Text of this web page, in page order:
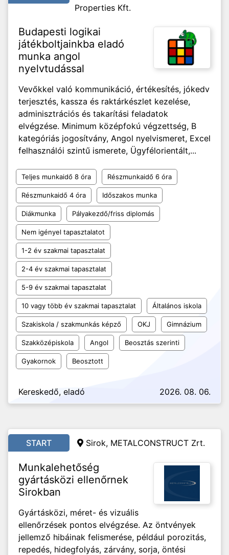
Properties Kft.
Budapesti logikai
játékboltjainkba eladó
munka angol
nyelvtudással
Vevőkkel való kommunikáció, értékesítés, jókedv
terjesztés, kassza és raktárkészlet kezelése,
adminisztrációs és takarítási feladatok
elvégzése. Minimum középfokú végzettség, B
kategóriás jogosítvány, Angol nyelvismeret, Excel
felhasználói szintű ismerete, Ügyfélorientált,...
Teljes munkaidő 8 óra Részmunkaidő 6 óra
Részmunkaidő 4 óra Időszakos munka
Diákmunka Pályakezdő/friss diplomás
Nem igényel tapasztalatot
1-2 év szakmai tapasztalat
2-4 év szakmai tapasztalat
5-9 év szakmai tapasztalat
10 vagy több év szakmai tapasztalat Általános iskola
Szakiskola / szakmunkás képző OKJ Gimnázium
Szakközépiskola Angol Beosztás szerinti
Gyakornok Beosztott
Kereskedő, eladó 2026. 08. 06.
START Sirok, METALCONSTRUCT Zrt.
Munkalehetőség
gyártásközi ellenőrnek
Sirokban
Gyártásközi, méret- és vizuális
ellenőrzések pontos elvégzése. Az öntvények
jellemző hibáinak felismerése, például porozitás,
repedés, hidegfolyás, zárvány, sorja, öntési